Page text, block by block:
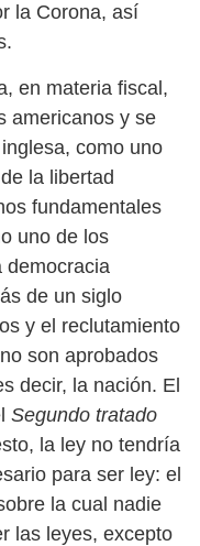
la Corona, así
en materia fiscal,
americanos y se
como uno
la libertad
fundamentales
uno de los
democracia
de un siglo
y el reclutamiento
son aprobados
decir, la nación. El
Segundo tratado
la ley no tendría
para ser ley: el
la cual nadie
las leyes, excepto